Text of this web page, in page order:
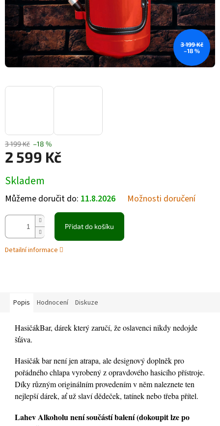
3 199 Kč
–18 %
3 199 Kč –18 %
2 599 Kč
Skladem
Můžeme doručit do: 11.8.2026 Možnosti doručení
Přidat do košíku
Detailní informace
Popis Hodnocení Diskuze
HasičákBar, dárek který zaručí, že oslavenci nikdy nedojde
šťáva.
Hasičák bar není jen atrapa, ale designový doplněk pro
pořádného chlapa vyrobený z opravdového hasicího přístroje.
Díky různým originálním provedením v něm naleznete ten
nejlepší dárek, ať už slaví dědeček, tatínek nebo třeba přítel.
Lahev Alkoholu není součástí balení (dokoupit lze po